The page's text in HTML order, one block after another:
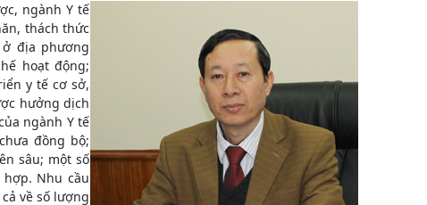
ngành Y tế
thách thức
địa phương
hoạt động;
y tế cơ sở,
hưởng dịch
ngành Y tế
đồng bộ;
sâu; một số
Nhu cầu
về số lượng